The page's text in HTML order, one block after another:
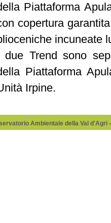
Piattaforma
copertura
incuneate
due Trend sono
Piattaforma
Irpine.
Ambientale della Val d'Agri